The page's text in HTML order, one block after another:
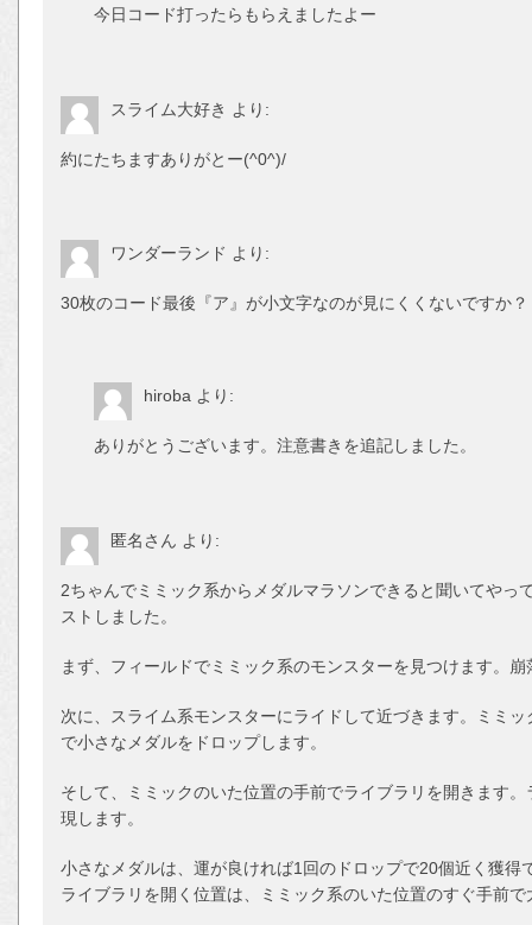
今日コード打ったらもらえましたよー
スライム大好き より:
約にたちますありがとー(^0^)/
ワンダーランド より:
30枚のコード最後『ア』が小文字なのが見にくくないですか？
hiroba より:
ありがとうございます。注意書きを追記しました。
匿名さん より:
2ちゃんでミミック系からメダルマラソンできると聞いてやっ
ストしました。
まず、フィールドでミミック系のモンスターを見つけます。
次に、スライム系モンスターにライドして近づきます。ミミ
で小さなメダルをドロップします。
そして、ミミックのいた位置の手前でライブラリを開きます
現します。
小さなメダルは、運が良ければ1回のドロップで20個近く獲得
ライブラリを開く位置は、ミミック系のいた位置のすぐ手前で